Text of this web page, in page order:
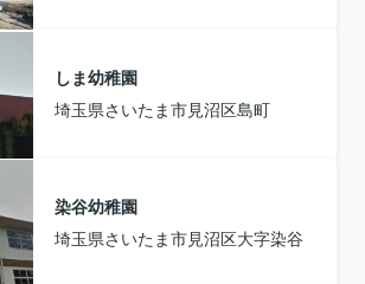
しま幼稚園
埼玉県さいたま市見沼区島町
染谷幼稚園
埼玉県さいたま市見沼区大字染谷